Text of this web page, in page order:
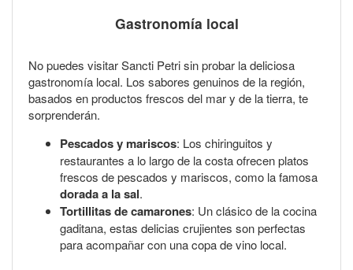
Gastronomía local
No puedes visitar Sancti Petri sin probar la deliciosa
gastronomía local. Los sabores genuinos de la región,
basados en productos frescos del mar y de la tierra, te
sorprenderán.
Pescados y mariscos: Los chiringuitos y
restaurantes a lo largo de la costa ofrecen platos
frescos de pescados y mariscos, como la famosa
dorada a la sal.
Tortillitas de camarones: Un clásico de la cocina
gaditana, estas delicias crujientes son perfectas
para acompañar con una copa de vino local.